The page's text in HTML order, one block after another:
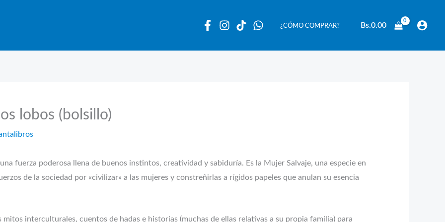
¿CÓMO COMPRAR? Bs.0.00
lobos (bolsillo)
fuerza poderosa llena de buenos instintos, creatividad y sabiduría. Es la Mujer Salvaje, una especie en
de la sociedad por «civilizar» a las mujeres y constreñirlas a rígidos papeles que anulan su esencia
interculturales, cuentos de hadas e historias (muchas de ellas relativas a su propia familia) para